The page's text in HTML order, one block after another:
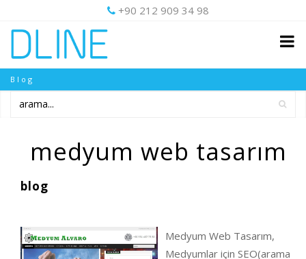
+90 212 909 34 98
Blog
medyum web tasarım
blog
Medyum Web Tasarım,
Medyumlar için SEO(arama